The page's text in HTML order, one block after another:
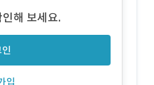
해 보세요.
입